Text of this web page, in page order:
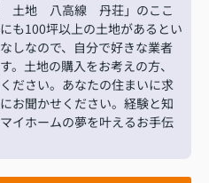
土地 八高線 丹荘」のここ
も100坪以上の土地があるとい
しなので、自分で好きな業者
。土地の購入をお考えの方、
ださい。あなたの住まいに求
お聞かせください。経験と知
イホームの夢を叶えるお手伝